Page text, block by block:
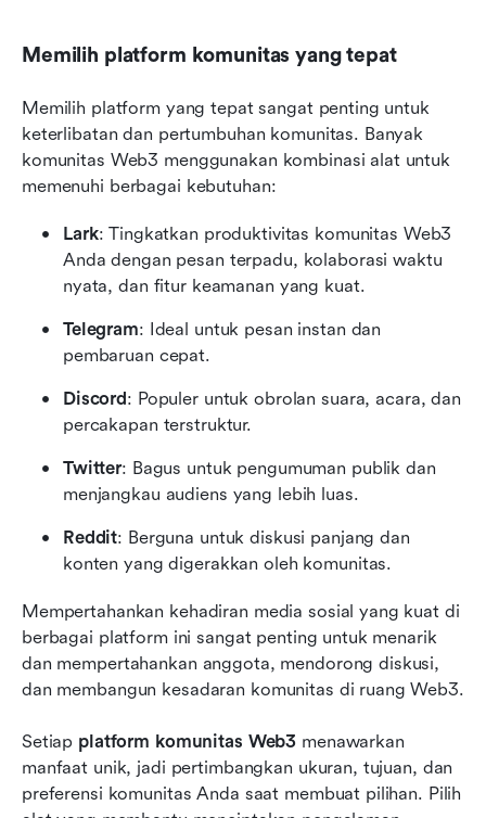
Memilih platform komunitas yang tepat
Memilih platform yang tepat sangat penting untuk
keterlibatan dan pertumbuhan komunitas. Banyak
komunitas Web3 menggunakan kombinasi alat untuk
memenuhi berbagai kebutuhan:
Lark: Tingkatkan produktivitas komunitas Web3
Anda dengan pesan terpadu, kolaborasi waktu
nyata, dan fitur keamanan yang kuat.
Telegram: Ideal untuk pesan instan dan
pembaruan cepat.
Discord: Populer untuk obrolan suara, acara, dan
percakapan terstruktur.
Twitter: Bagus untuk pengumuman publik dan
menjangkau audiens yang lebih luas.
Reddit: Berguna untuk diskusi panjang dan
konten yang digerakkan oleh komunitas.
Mempertahankan kehadiran media sosial yang kuat di
berbagai platform ini sangat penting untuk menarik
dan mempertahankan anggota, mendorong diskusi,
dan membangun kesadaran komunitas di ruang Web3.
Setiap platform komunitas Web3 menawarkan
manfaat unik, jadi pertimbangkan ukuran, tujuan, dan
preferensi komunitas Anda saat membuat pilihan. Pilih